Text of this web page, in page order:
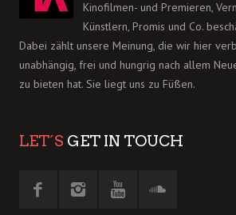
Kinofilmen- und Premieren,
Künstlern, Promis und Co.
Dabei zählt unsere Meinung, die wir hier
unabhängig, frei und hungrig nach allem
zu bieten hat. Sie liegt uns zu Füßen.
LET´S GET IN TOUCH